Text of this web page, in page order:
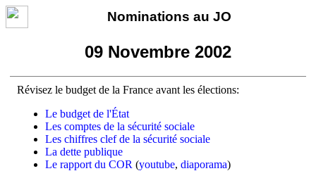
Nominations au JO
09 Novembre 2002
Révisez le budget de la France avant les élections:
Le budget de l'État
Les comptes de la sécurité sociale
Les chiffres clef de la sécurité sociale
La dette publique
Le rapport du COR (youtube, diaporama)